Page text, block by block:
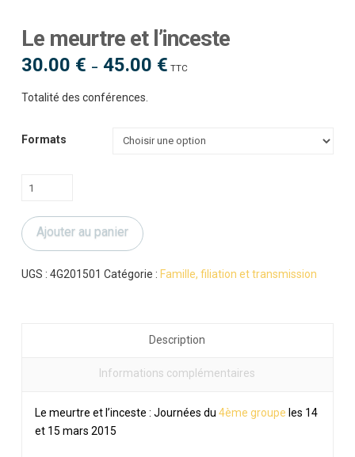
Le meurtre et l’inceste
30.00 € – 45.00 €Plage
de
TTC
Totalité des conférences.
Formats
quantité
Le
meurtre
l'inceste
Ajouter au panier
UGS : 4G201501 Catégorie : Famille, filiation et transmission
Description
Informations complémentaires
Le meurtre et l’inceste : Journées du 4ème groupe les 14
et 15 mars 2015